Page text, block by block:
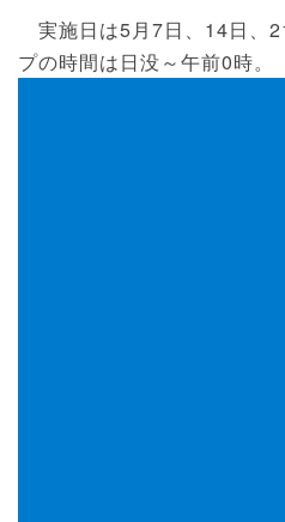
実施日は5月7日、14日、
プの時間は日没～午前0時。